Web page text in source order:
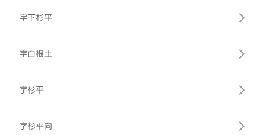
字下杉平
字白根土
字杉平
字杉平向